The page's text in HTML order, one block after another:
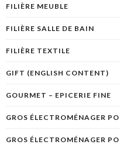
FILIÈRE MEUBLE
FILIÈRE SALLE DE BAIN
FILIÈRE TEXTILE
GIFT (ENGLISH CONTENT)
GOURMET – EPICERIE FINE
GROS ÉLECTROMÉNAGER
GROS ÉLECTROMÉNAGER